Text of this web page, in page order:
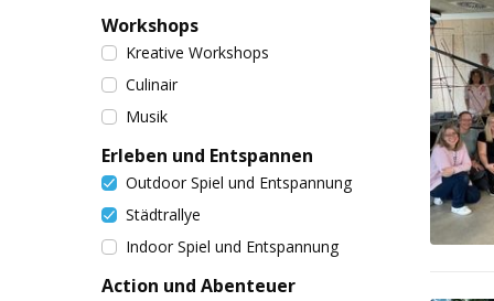
Workshops
Kreative Workshops
Culinair
Musik
Erleben und Entspannen
Outdoor Spiel und Entspannung
Städtrallye
Indoor Spiel und Entspannung
Action und Abenteuer